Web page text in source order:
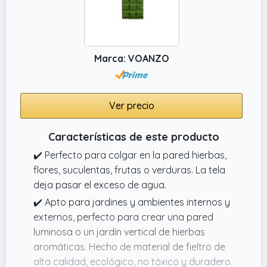
Marca: VOANZO
Ver precio
Características de este producto
✔️ Perfecto para colgar en la pared hierbas,
flores, suculentas, frutas o verduras. La tela
deja pasar el exceso de agua.
✔️ Apto para jardines y ambientes internos y
externos, perfecto para crear una pared
luminosa o un jardín vertical de hierbas
aromáticas. Hecho de material de fieltro de
alta calidad, ecológico, no tóxico y duradero.